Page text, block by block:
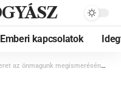
Emberi kapcsolatok
az önmagunk megismerésének útja